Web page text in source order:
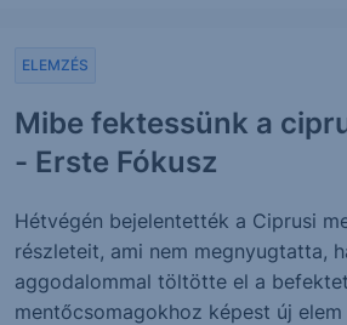
Mibe fektessünk a
- Erste Fókusz
ELEMZÉS
Hétvégén bejelentették a Ciprusi
részleteit, ami nem megnyugtatta,
aggodalommal töltötte el a
mentőcsomagokhoz képest új